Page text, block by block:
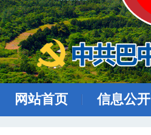
网站首页 信息公开